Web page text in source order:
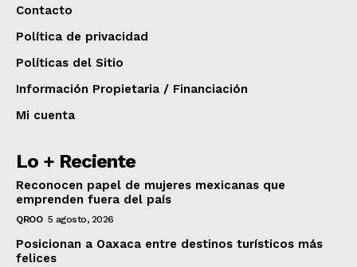
Contacto
Política de privacidad
Políticas del Sitio
Información Propietaria / Financiación
Mi cuenta
Lo + Reciente
Reconocen papel de mujeres mexicanas que
emprenden fuera del país
QROO 5 agosto, 2026
Posicionan a Oaxaca entre destinos turísticos más
felices